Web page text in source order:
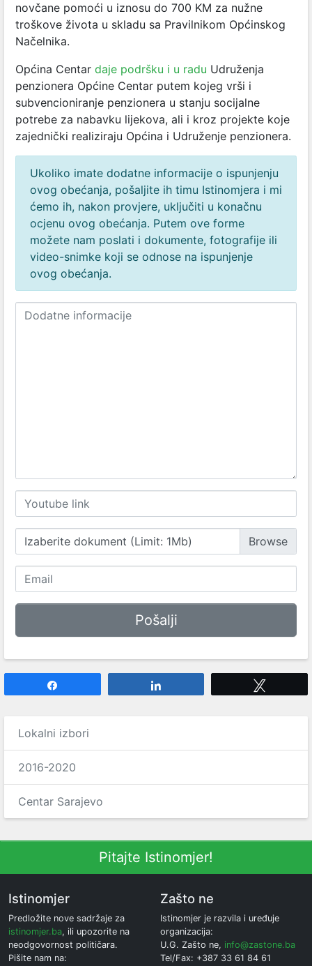
novčane pomoći u iznosu do 700 KM za nužne
troškove života u skladu sa Pravilnikom Općinskog
Načelnika.
Općina Centar daje podršku i u radu Udruženja
penzionera Općine Centar putem kojeg vrši i
subvencioniranje penzionera u stanju socijalne
potrebe za nabavku lijekova, ali i kroz projekte koje
zajednički realiziraju Općina i Udruženje penzionera.
Ukoliko imate dodatne informacije o ispunjenju
ovog obećanja, pošaljite ih timu Istinomjera i mi
ćemo ih, nakon provjere, uključiti u konačnu
ocjenu ovog obećanja. Putem ove forme
možete nam poslati i dokumente, fotografije ili
video-snimke koji se odnose na ispunjenje
ovog obećanja.
Izaberite dokument (Limit: 1Mb)
Lokalni izbori
2016-2020
Centar Sarajevo
Pitajte Istinomjer!
Istinomjer
Predložite nove sadržaje za
istinomjer.ba, ili upozorite na
neodgovornost političara.
Pišite nam na:
Zašto ne
Istinomjer je razvila i uređuje
organizacija:
U.G. Zašto ne, info@zastone.ba
Tel/Fax: +387 33 61 84 61